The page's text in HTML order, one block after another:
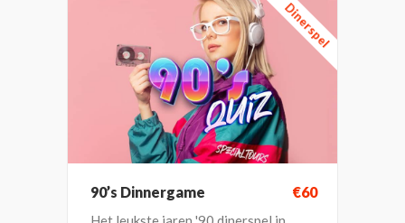
Dinerspel
90’s Dinnergame €60